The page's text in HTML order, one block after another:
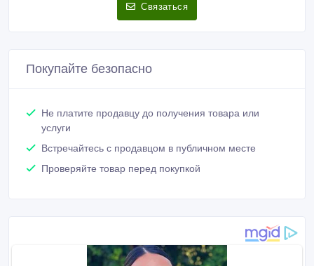
Связаться
Покупайте безопасно
Не платите продавцу до получения товара или
услуги
Встречайтесь с продавцом в публичном месте
Проверяйте товар перед покупкой